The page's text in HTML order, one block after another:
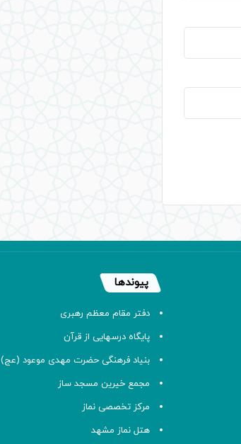
پیوندها
دفتر مقام معظم رهبری
پایگاه درسهایی از قرآن
بنیاد فرهنگی حضرت مهدی موعود (عج)
مجمع خیرین مسجد ساز
مرکز تخصصی نماز
هتل نماز مشهد